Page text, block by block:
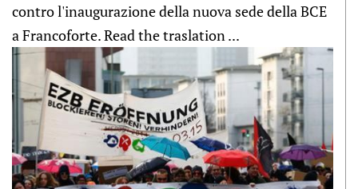
contro l'inaugurazione della nuova sede della BCE
a Francoforte. Read the traslation ...